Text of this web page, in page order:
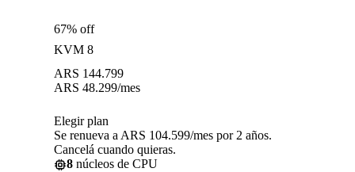
67% off
KVM 8
ARS 144.799
ARS 48.299/mes
Elegir plan
Se renueva a ARS 104.599/mes por 2 años.
Cancelá cuando quieras.
8 núcleos de CPU